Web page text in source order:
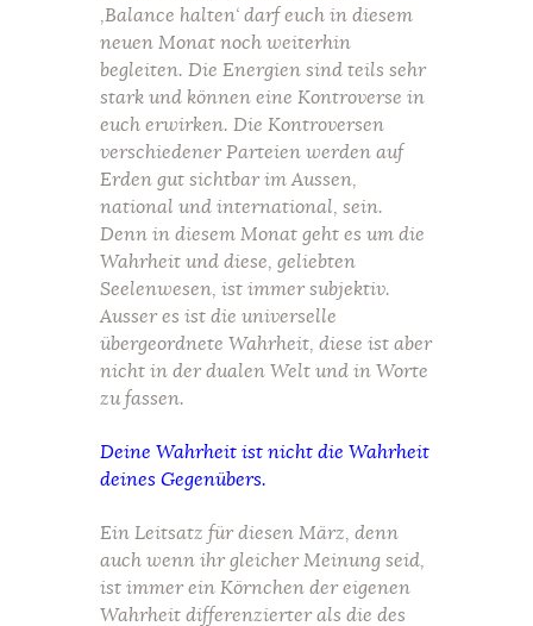
‚Balance halten‘ darf euch in diesem
neuen Monat noch weiterhin
begleiten. Die Energien sind teils sehr
stark und können eine Kontroverse in
euch erwirken. Die Kontroversen
verschiedener Parteien werden auf
Erden gut sichtbar im Aussen,
national und international, sein.
Denn in diesem Monat geht es um die
Wahrheit und diese, geliebten
Seelenwesen, ist immer subjektiv.
Ausser es ist die universelle
übergeordnete Wahrheit, diese ist aber
nicht in der dualen Welt und in Worte
zu fassen.
Deine Wahrheit ist nicht die Wahrheit
deines Gegenübers.
Ein Leitsatz für diesen März, denn
auch wenn ihr gleicher Meinung seid,
ist immer ein Körnchen der eigenen
Wahrheit differenzierter als die des